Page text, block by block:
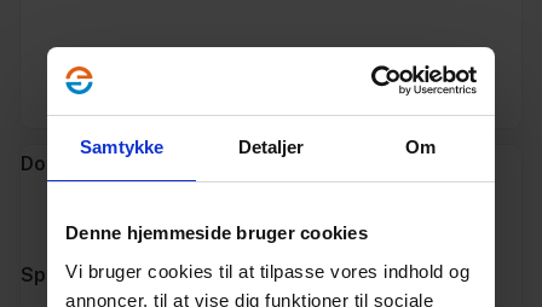
Samtykke Detaljer Om
Denne hjemmeside bruger cookies
Vi bruger cookies til at tilpasse vores indhold og
annoncer, til at vise dig funktioner til sociale
Dokumenter og links
Datablad
Specifikationer